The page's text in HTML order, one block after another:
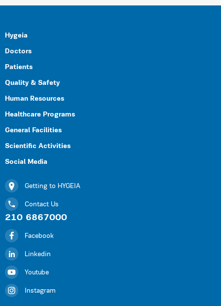
Hygeia
Doctors
Patients
Quality & Safety
Human Resources
Healthcare Programs
General Facilities
Scientific Activities
Social Media
Getting to HYGEIA
Contact Us
210 6867000
Facebook
Linkedin
Youtube
Instagram